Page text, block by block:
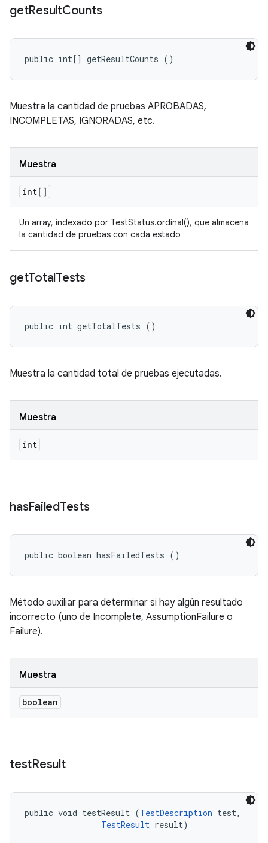
getResultCounts
public int[] getResultCounts ()
Muestra la cantidad de pruebas APROBADAS,
INCOMPLETAS, IGNORADAS, etc.
Muestra
int[]
Un array, indexado por TestStatus.ordinal(), que almacena
la cantidad de pruebas con cada estado
getTotalTests
public int getTotalTests ()
Muestra la cantidad total de pruebas ejecutadas.
Muestra
int
hasFailedTests
public boolean hasFailedTests ()
Método auxiliar para determinar si hay algún resultado
incorrecto (uno de Incomplete, AssumptionFailure o
Failure).
Muestra
boolean
testResult
public void testResult (TestDescription test,
TestResult result)